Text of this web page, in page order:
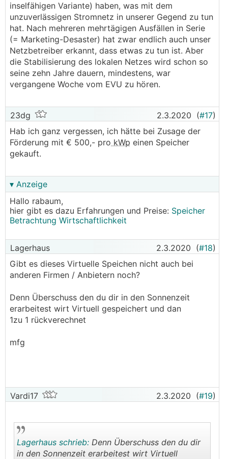
inselfähigen Variante) haben, was mit dem
unzuverlässigen Stromnetz in unserer Gegend zu tun
hat. Nach mehreren mehrtägigen Ausfällen in Serie
(= Marketing-Desaster) hat zwar endlich auch unser
Netzbetreiber erkannt, dass etwas zu tun ist. Aber
die Stabilisierung des lokalen Netzes wird schon so
seine zehn Jahre dauern, mindestens, war
vergangene Woche vom EVU zu hören.
23dg 2.3.2020 (#17)
Hab ich ganz vergessen, ich hätte bei Zusage der
Förderung mit € 500,- pro kWp einen Speicher
gekauft.
▾ Anzeige
Hallo rabaum,
hier gibt es dazu Erfahrungen und Preise: Speicher
Betrachtung Wirtschaftlichkeit
Lagerhaus 2.3.2020 (#18)
Gibt es dieses Virtuelle Speichen nicht auch bei
anderen Firmen / Anbietern noch?
Denn Überschuss den du dir in den Sonnenzeit
erarbeitest wirt Virtuell gespeichert und dan
1zu 1 rückverechnet
mfg
Vardi17 2.3.2020 (#19)
Lagerhaus schrieb: Denn Überschuss den du dir
in den Sonnenzeit erarbeitest wirt Virtuell